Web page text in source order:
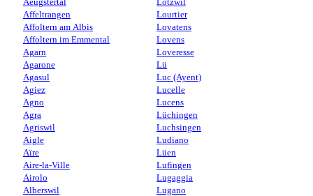
Affeltrangen
Affoltern am Albis
Affoltern im Emmental
Agarn
Agarone
Agasul
Agiez
Agno
Agra
Agriswil
Aigle
Aïre
Aire-la-Ville
Airolo
Alberswil
Lourtier
Lovatens
Lovens
Loveresse
Lü
Luc (Ayent)
Lucelle
Lucens
Lüchingen
Luchsingen
Ludiano
Lüen
Lufingen
Lugaggia
Lugano